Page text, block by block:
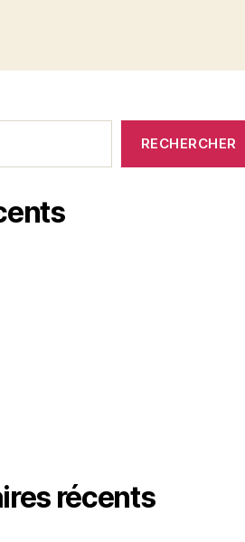
RECHERCHER
récents